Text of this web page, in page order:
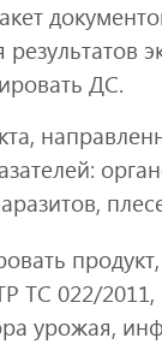
результатов
ДС.
ТС 022/
урожая,